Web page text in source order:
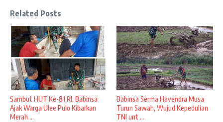
Related Posts
Sambut HUT Ke-81 RI, Babinsa
Ajak Warga Ulee Pulo Kibarkan
Merah ...
Babinsa Serma Havendra Musa
Turun Sawah, Wujud Kepedulian
TNI unt ...